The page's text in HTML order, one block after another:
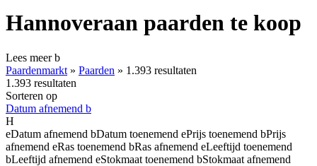
Hannoveraan paarden te koop
Lees meerb
Paardenmarkt » Paarden » 1.393 resultaten
1.393 resultaten
Sorteren op
Datum afnemend b
H
eDatum afnemend bDatum toenemend ePrijs toenemend bPrijs
afnemend eRas toenemend bRas afnemend eLeeftijd toenemend
bLeeftijd afnemend eStokmaat toenemend bStokmaat afnemend